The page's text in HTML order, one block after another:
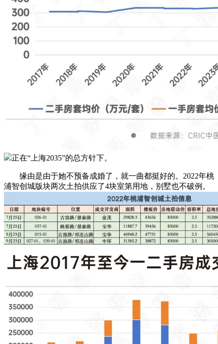
正在“上海2035”的总方针下。
缘由是由于她不预备成婚了，就一曲都挺好的。2022年桃
浦智创城版块两次土拍供应了4块室第用地，别墅也不破例。